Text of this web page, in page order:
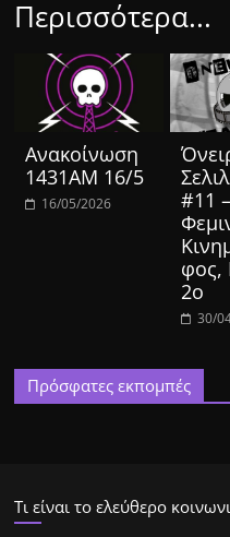
Περισσότερα...
Ανακοίνωση
1431ΑΜ 16/5
16/05/2026
#11 –
φος,
2ο
30/
Πρόσφατες εκπομπές
Τι είναι το ελεύθερο